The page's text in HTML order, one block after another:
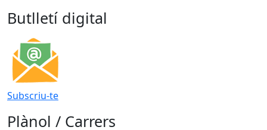
Butlletí digital
Subscriu-te
Plànol / Carrers